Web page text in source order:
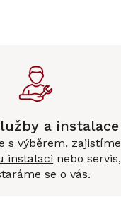
a instalace
s výběrem, zajistíme
instalaci nebo servis,
se o vás.